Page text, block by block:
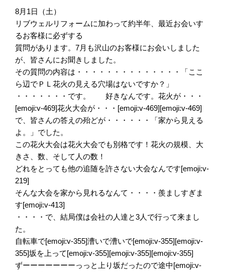
8月1日（土）
リブウェルリフォームに加わって約半年、最近お会いす
るお客様に必ずする
質問があります。7月も沢山のお客様にお会いしました
が、皆さんにお聞きしました。
その質問の内容は・・・・・・・・・・・・・・「ここ
ら辺でＰＬ花火の見える穴場はないですか？」
・・・・・・・です。 好きなんです。花火が・・・
[emoji:v-469]花火大会が・・・[emoji:v-469][emoji:v-469]
で、皆さんの答えの殆どが・・・・・・「家から見える
よ。」でした。
この花火大会は花火大会でも別格です！花火の規模、大
きさ、数、そして人の数！
どれをとっても他の追随を許さない大会なんです[emoji:v-
219]
そんな大会を家から見れるなんて・・・・羨ましすぎま
す[emoji:v-413]
・・・・で、結局僕は会社の人達と3人で行って来まし
た。
自転車で[emoji:v-355]漕いで漕いで[emoji:v-355][emoji:v-
355]坂を上って[emoji:v-355][emoji:v-355][emoji:v-355]
ずーーーーーーーっっと上り坂だったので途中[emoji:v-